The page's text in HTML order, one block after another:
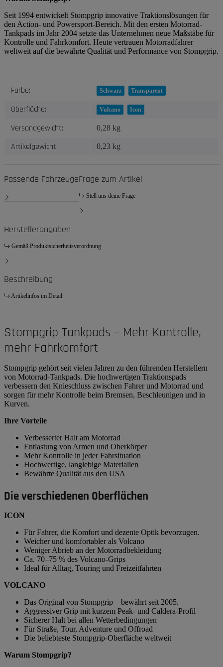
Seit 1994 entwickelt Stompgrip innovative Traktionslösungen für
den Action- und Powersport-Bereich. Mit den ersten Motorrad-
Tankpads im Jahr 2004 setzte das Unternehmen neue Maßstäbe für
Kontrolle und Fahrkomfort. Heute vertrauen Motorradfahrer
weltweit auf die bewährte Qualität und Performance von Stompgrip.
Produkteigenschaft
Wert
Farbe: Schwarz Transparent
Oberfläche: Vulcano Icon
Versandgewicht: 0,28 kg
Artikelgewicht: 0,23 kg
Passende FahrzeugeFrage zum Artikel
Stell uns deine Frage
Herstellerangaben
Gemäß Produktsicherheitsverordnung
Beschreibung
Artikelinfos im Detail
Stompgrip Tankpads – Mehr Kontrolle,
mehr Fahrkomfort
Stompgrip gehört seit vielen Jahren zu den führenden Herstellern
von Motorrad-Tankpads. Die hochwertigen Traktionspads
verbessern den Knieschluss zwischen Fahrer und Motorrad und
sorgen für mehr Kontrolle beim Bremsen, Beschleunigen und in
Kurven.
Ihre Vorteile
Verbesserter Halt am Motorrad
Entlastung von Armen und Oberkörper
Mehr Kontrolle in jeder Fahrsituation
Hochwertige, langlebige Materialien
Bewährte Qualität aus den USA
Die verschiedenen Oberflächen
ICON
Für Fahrer, die Komfort und dezente Optik bevorzugen.
Weicher und komfortabler als Volcano
Weniger Abrieb an der Motorradbekleidung
Ca. 70–75 % des Volcano-Grips
Ideal für Alltag, Touring und Freizeitfahrten
VOLCANO
Das Original von Stompgrip – bewährt seit 2005.
Aggressiver Grip mit kurzem Peak- und Caldera-Profil
Sicherer Halt bei allen Wetterbedingungen
Für Straße, Tour, Adventure und Offroad
Die beliebteste Stompgrip-Oberfläche weltweit
Warum Stompgrip?